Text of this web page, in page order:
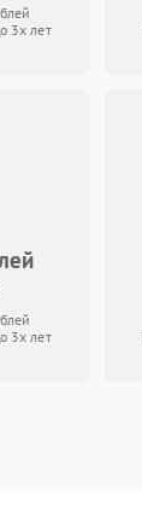
3х лет
3х лет